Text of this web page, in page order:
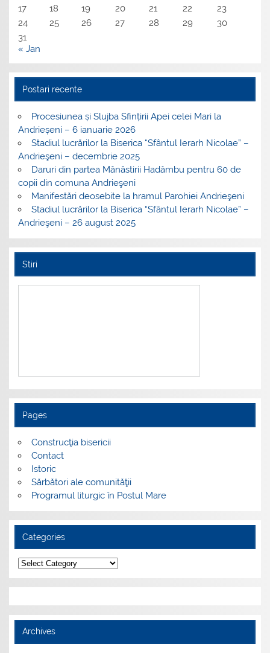
17 18 19 20 21 22
23
24
25 26 27 28 29
30
31
« Jan
Postari recente
Procesiunea și Slujba Sfințirii Apei celei Mari la
Andrieșeni – 6 ianuarie 2026
Stadiul lucrărilor la Biserica “Sfântul Ierarh Nicolae” –
Andrieşeni – decembrie 2025
Daruri din partea Mănăstirii Hadâmbu pentru 60 de
copii din comuna Andrieşeni
Manifestări deosebite la hramul Parohiei Andrieşeni
Stadiul lucrărilor la Biserica “Sfântul Ierarh Nicolae” –
Andrieşeni – 26 august 2025
Stiri
Pages
Construcţia bisericii
Contact
Istoric
Sărbători ale comunităţii
Programul liturgic în Postul Mare
Categories
Categories
Archives